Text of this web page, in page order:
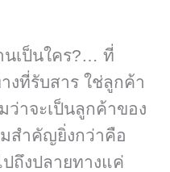
นเป็นใคร?… ที่
ที่รับสาร ใช่ลูกค้า
าจะเป็นลูกค้าของ
สำคัญยิ่งกว่าคือ
ถึงปลายทางแค่